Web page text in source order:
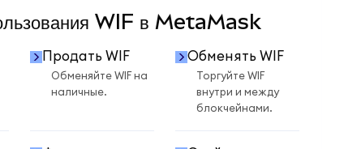
WIF в MetaMask
Продать WIF
Обменяйте WIF на
наличные.
Обменять WIF
Торгуйте WIF
внутри и между
блокчейнами.